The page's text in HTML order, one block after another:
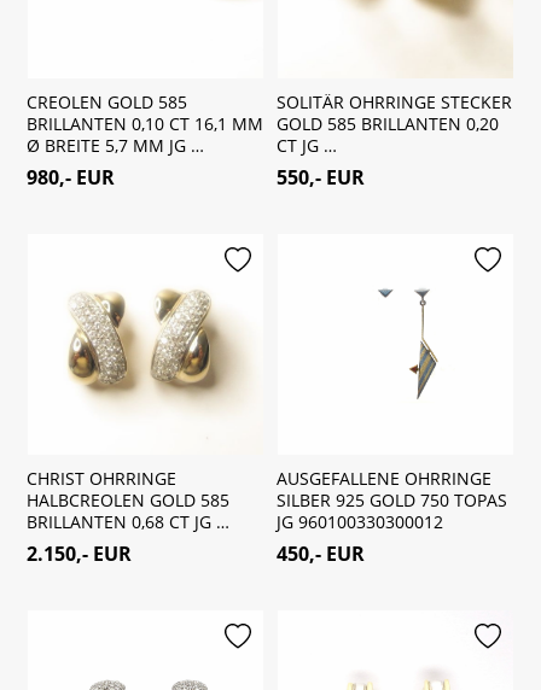
CREOLEN GOLD 585
BRILLANTEN 0,10 CT 16,1 MM
Ø BREITE 5,7 MM JG …
980,- EUR
SOLITÄR OHRRINGE STECKER
GOLD 585 BRILLANTEN 0,20
CT JG …
550,- EUR
merken
CHRIST OHRRINGE
HALBCREOLEN GOLD 585
BRILLANTEN 0,68 CT JG …
2.150,- EUR
merken
AUSGEFALLENE OHRRINGE
SILBER 925 GOLD 750 TOPAS
JG 960100330300012
450,- EUR
merken merken